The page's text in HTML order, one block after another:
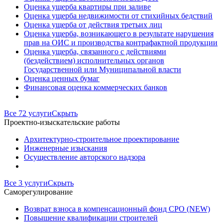
Оценка ущерба квартиры при заливе
Оценка ущерба недвижимости от стихийных бедствий
Оценка ущерба от действия третьих лиц
Оценка ущерба, возникающего в результате нарушения
прав на ОИС и производства контрафактной продукции
Оценка ущерба, связанного с действиями
(бездействием) исполнительных органов
Государственной или Муниципальной власти
Оценка ценных бумаг
Финансовая оценка коммерческих банков
Все 72 услугиСкрыть
Проектно-изыскательские работы
Архитектурно-строительное проектирование
Инженерные изыскания
Осуществление авторского надзора
Все 3 услугиСкрыть
Саморегулирование
Возврат взноса в компенсационный фонд СРО (NEW)
Повышение квалификации строителей